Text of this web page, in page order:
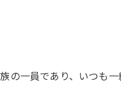
の一員であり、いつも